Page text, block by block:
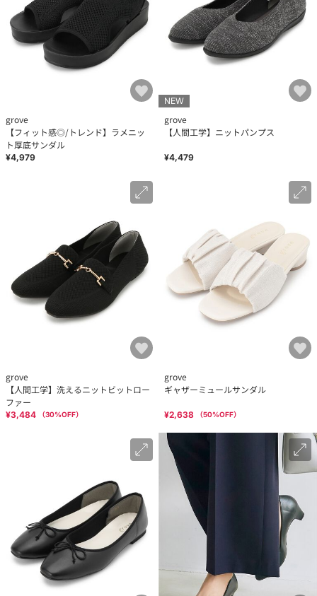
grove
【フィット感◎/トレンド】ラメニッ
ト厚底サンダル
¥4,979
NEW
grove
【人間工学】ニットパンプス
¥4,479
grove
【人間工学】洗えるニットビットロー
ファー
¥3,484 （30%OFF）
grove
ギャザーミュールサンダル
¥2,638 （50%OFF）